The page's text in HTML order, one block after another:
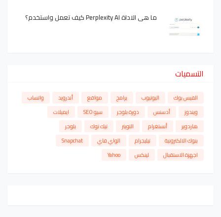
ما هي الاداة Perplexity AI كيف تعمل واستخدم؟
التسميات
الفيس بوك اليوتيوب برامج مواقع أندرويد
واتساب
ويندوز
أدسنس دورة بلوجر سيو SEO
ايميلات
هاردوير
أنستغرام التويتر تيك توك
بلوجر
بنوك الالكترونية
تيليجرام الواي فاي
Snapchat
اجهزة الاستقبال
لينكس Yahoo